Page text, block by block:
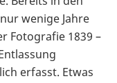
wenige Jahre
Fotografie 1839 –
erfasst. Etwas